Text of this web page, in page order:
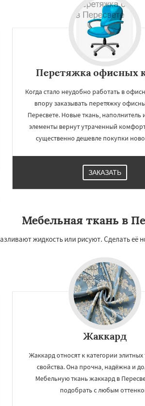
×
Солнечногорск
Чехов
Перетяжка офисных
Когда стало неудобно работать в
впору заказывать перетяжку
Пересвете. Новые ткань,
элементы вернут утраченный
существенно дешевле покупки
ЗАКАЗАТЬ
Мебельная ткань в
жидкость или рисуют. Сделать её
Жаккард
Жаккард относят к категории элитных
свойства. Она прочна, надёжна и
Мебельную ткань жаккард в
подобрать с любым
УЗНАТЬ ПОДРОБНЕЕ